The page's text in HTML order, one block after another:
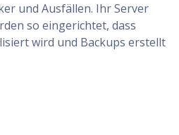
und Ausfällen. Ihr Server
so eingerichtet, dass
wird und Backups erstellt